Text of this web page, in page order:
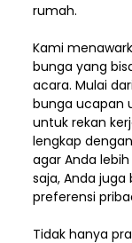
rumah.
Kami
bunga yang
acara. Mulai
bunga ucapan
untuk rekan
lengkap
agar Anda
saja, Anda
preferensi
Tidak hanya